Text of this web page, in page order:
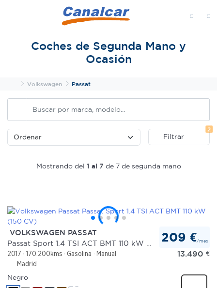
Coches de Segunda Mano y
Ocasión
InicioVolkswagen Passat
Filtrar
2
Mostrando del 1 al 7 de 7 de segunda mano
VOLKSWAGEN PASSAT
2017 170.200kms Gasolina
Manual
Madrid
209 €/mes
13.490 €
Negro